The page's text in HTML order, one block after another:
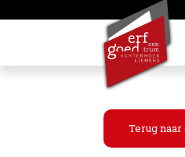
Terug